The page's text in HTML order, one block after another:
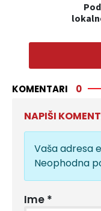
KOMENTARI 0
NAPIŠI
Vaša adresa
Neophodna
Ime *